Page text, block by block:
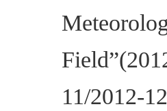
11/2012-